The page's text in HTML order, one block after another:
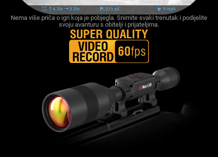
Nema više priča o igri koja je pobjegla. Snimite svaki trenutak i podijelite
svoju avanturu s obitelji i prijateljima.